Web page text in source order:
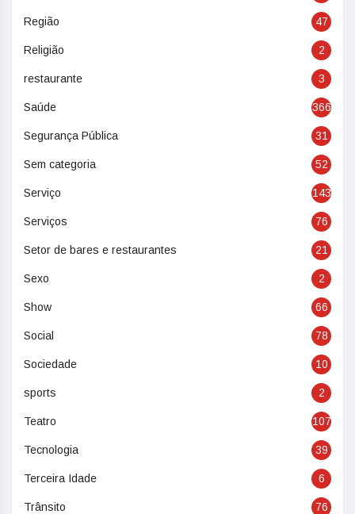
Região 47
Religião 2
restaurante 3
Saúde 366
Segurança Pública 31
Sem categoria 52
Serviço 143
Serviços 76
Setor de bares e restaurantes 21
Sexo 2
Show 66
Social 78
Sociedade 10
sports 2
Teatro 107
Tecnologia 39
Terceira Idade 6
Trânsito 76